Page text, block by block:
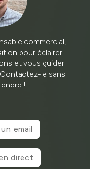
commercial,
pour éclairer
et vous guider
le sans
!
email
direct